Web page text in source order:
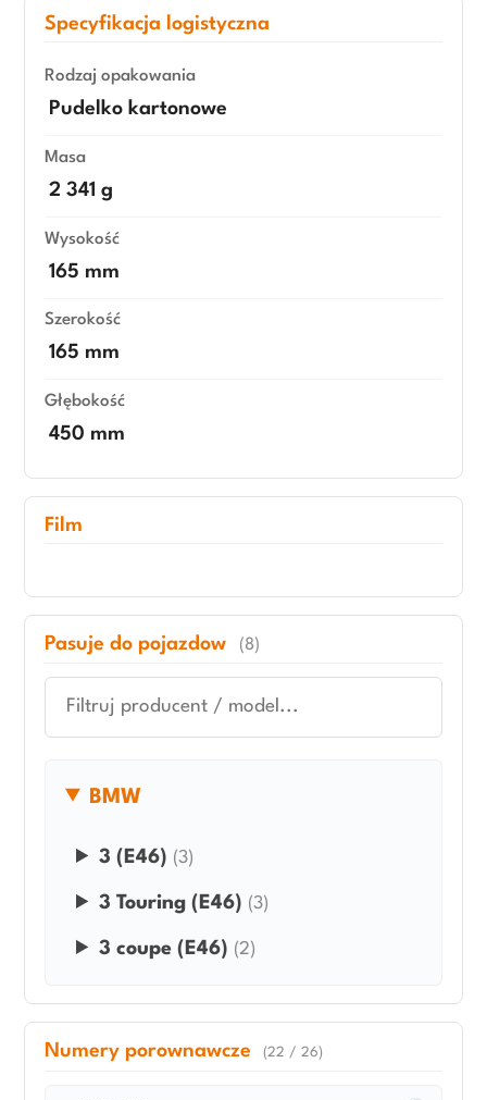
Specyfikacja logistyczna
Rodzaj opakowania
Pudelko kartonowe
Masa
2 341 g
Wysokość
165 mm
Szerokość
165 mm
Głębokość
450 mm
Film
Pasuje do pojazdow (8)
BMW
3 (E46) (3)
3 Touring (E46) (3)
3 coupe (E46) (2)
Numery porownawcze (22 / 26)